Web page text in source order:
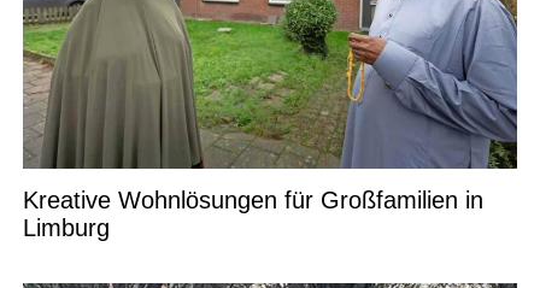
Kreative Wohnlösungen für Großfamilien in
Limburg